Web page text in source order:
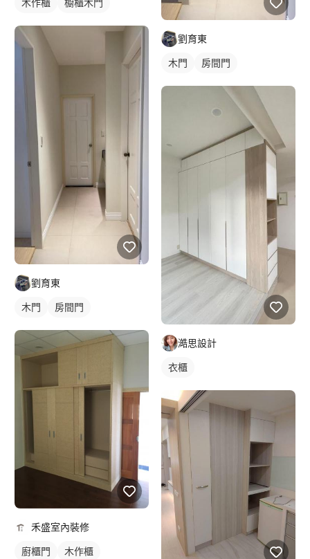
劉育東
木門 房間門
禾盛室內裝修
廚櫃門
木作櫃
劉育東
木門 房間門
澔思設計
衣櫃